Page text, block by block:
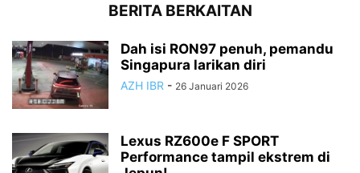
BERITA BERKAITAN
Dah isi RON97 penuh, pemandu
Singapura larikan diri
AZH IBR - 26 Januari 2026
Lexus RZ600e F SPORT
Performance tampil ekstrem di